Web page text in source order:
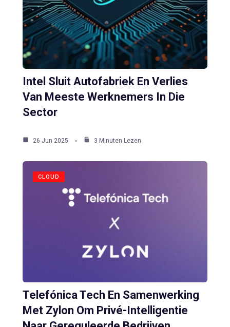
Intel Sluit Autofabriek En Verlies
Van Meeste Werknemers In Die
Sector
26 Jun 2025 3 Minuten Lezen
CLOUD
Telefónica Tech En Samenwerking
Met Zylon Om Privé-Intelligentie